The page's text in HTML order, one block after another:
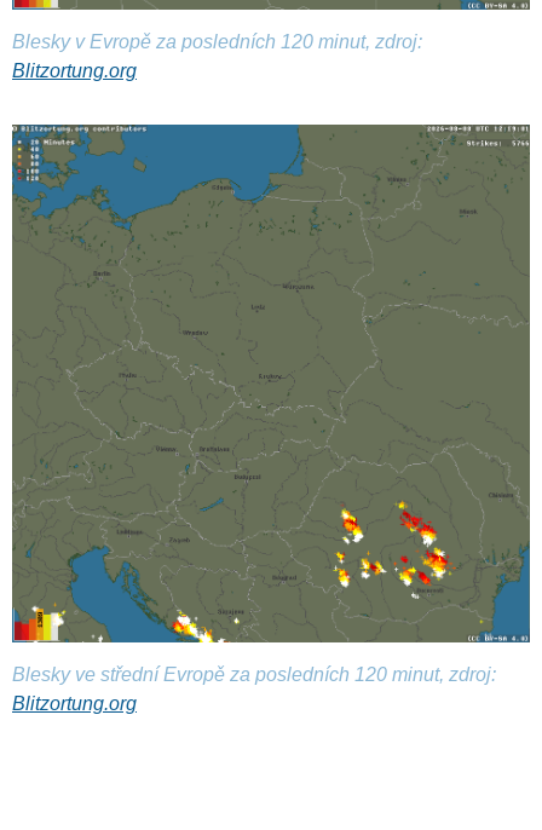
Blesky v Evropě za posledních 120 minut, zdroj:
Blitzortung.org
Blesky ve střední Evropě za posledních 120 minut, zdroj:
Blitzortung.org